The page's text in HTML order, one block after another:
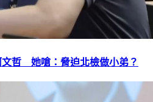
哲 她嗆：脅迫北檢做小弟？